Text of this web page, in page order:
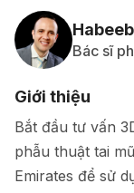
Đánh giá của
Bác sĩ
Giới thiệu
Bắt đầu tư vấn
phẫu thuật tai
Emirates để sử